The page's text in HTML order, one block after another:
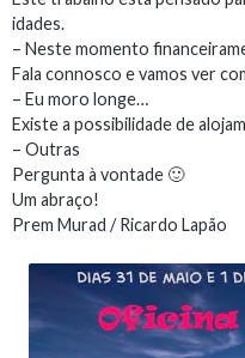
idades.
– Neste momento
Fala connosco e vamos ver
– Eu moro longe…
Existe a possibilidade de
– Outras
Pergunta à vontade 🙂
Um abraço!
Prem Murad / Ricardo Lapão